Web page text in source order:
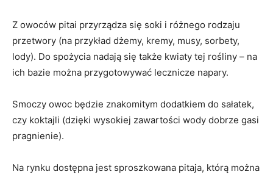
Z owoców pitai przyrządza się soki i różnego rodzaju
przetwory (na przykład dżemy, kremy, musy, sorbety,
lody). Do spożycia nadają się także kwiaty tej rośliny – na
ich bazie można przygotowywać lecznicze napary.
Smoczy owoc będzie znakomitym dodatkiem do sałatek,
czy koktajli (dzięki wysokiej zawartości wody dobrze gasi
pragnienie).
Na rynku dostępna jest sproszkowana pitaja, którą można